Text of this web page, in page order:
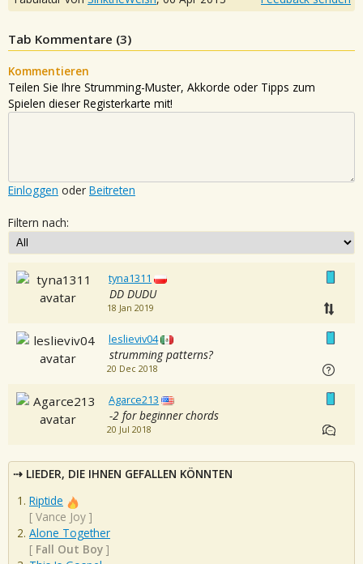
Tab Kommentare (3)
Kommentieren
Teilen Sie Ihre Strumming-Muster, Akkorde oder Tipps zum
Spielen dieser Registerkarte mit!
Einloggen oder Beitreten
Filtern nach:
tyna1311
DD DUDU
18 Jan 2019
leslieviv04
strumming patterns?
20 Dec 2018
Agarce213
-2 for beginner chords
20 Jul 2018
LIEDER, DIE IHNEN GEFALLEN KÖNNTEN
Riptide
[ Vance Joy ]
Alone Together
[ Fall Out Boy ]